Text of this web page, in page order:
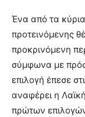
Ένα από τα
προτεινόμενης
προκρινόμενη
σύμφωνα με
επιλογή έπεσε
αναφέρει η
πρώτων